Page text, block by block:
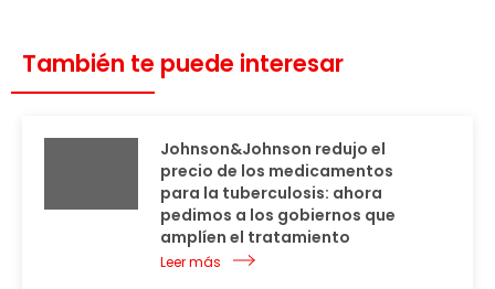
También te puede interesar
Johnson&Johnson redujo el
precio de los medicamentos
para la tuberculosis: ahora
pedimos a los gobiernos que
amplíen el tratamiento
Leer más